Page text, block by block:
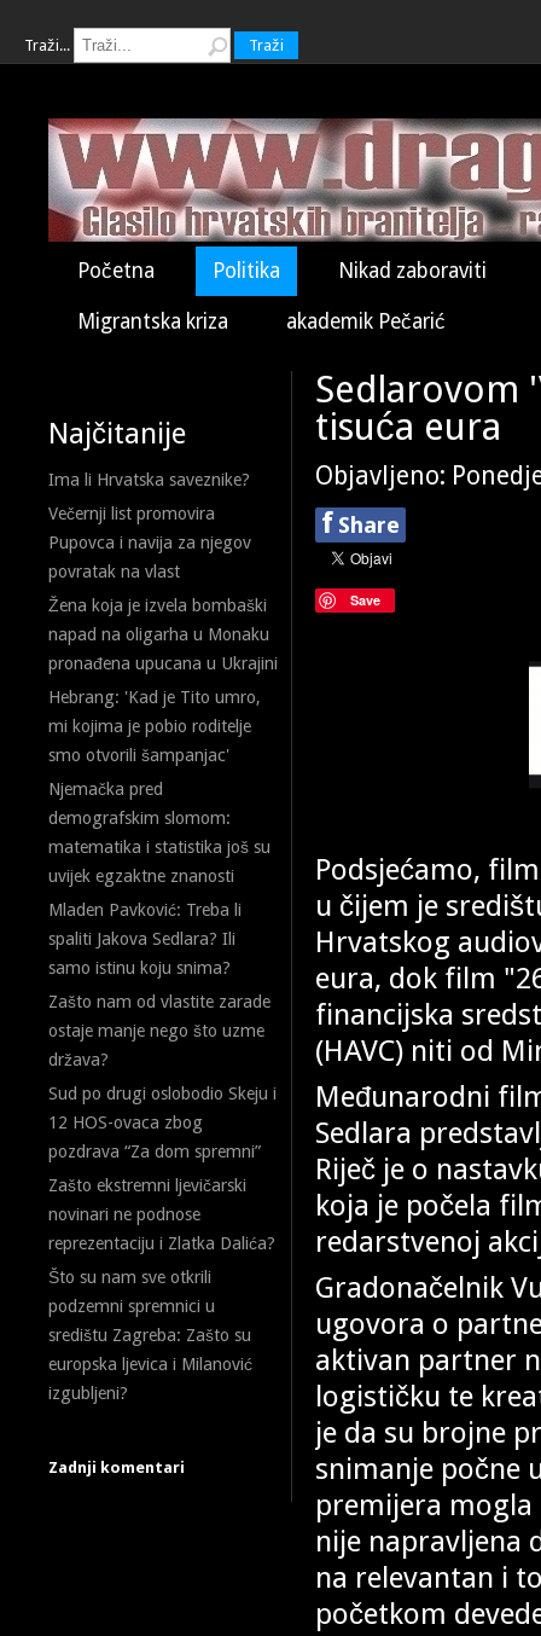
Traži... Traži
Početna Politika Nikad zaboraviti
Migrantska kriza akademik Pečarić
Najčitanije
Ima li Hrvatska saveznike?
Večernji list promovira
Pupovca i navija za njegov
povratak na vlast
Žena koja je izvela bombaški
napad na oligarha u Monaku
pronađena upucana u Ukrajini
Hebrang: 'Kad je Tito umro,
mi kojima je pobio roditelje
smo otvorili šampanjac'
Njemačka pred
demografskim slomom:
matematika i statistika još su
uvijek egzaktne znanosti
Mladen Pavković: Treba li
spaliti Jakova Sedlara? Ili
samo istinu koju snima?
Zašto nam od vlastite zarade
ostaje manje nego što uzme
država?
Sud po drugi oslobodio Skeju i
12 HOS-ovaca zbog
pozdrava “Za dom spremni”
Zašto ekstremni ljevičarski
novinari ne podnose
reprezentaciju i Zlatka Dalića?
Što su nam sve otkrili
podzemni spremnici u
središtu Zagreba: Zašto su
europska ljevica i Milanović
izgubljeni?
Zadnji komentari
Sedlarovom
tisuća eura
Objavljeno:
f Share
Save
Podsjećamo,
u čijem je
Hrvatskog
eura, dok film
financijska
(HAVC) niti od
Međunarodni
Sedlara
Riječ je o
koja je počela
redarstvenoj
Gradonačelnik
ugovora o
aktivan partner
logističku te
je da su brojne
snimanje počne
premijera
nije napravljena
na relevantan i
početkom